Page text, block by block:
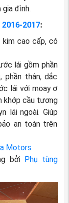
đình.
2017:
cao cấp, có
lái gồm phần
thân, dắc
lái với moay ơ
khớp cầu tương
lái ngoài. Giúp
an toàn trên
Motors.
bởi Phụ tùng